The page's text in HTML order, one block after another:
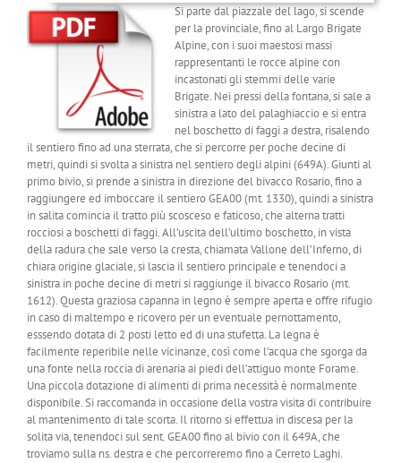
Si parte dal piazzale del lago, si scende
per la provinciale, fino al Largo Brigate
Alpine, con i suoi maestosi massi
rappresentanti le rocce alpine con
incastonati gli stemmi delle varie
Brigate. Nei pressi della fontana, si sale a
sinistra a lato del palaghiaccio e si entra
nel boschetto di faggi a destra, risalendo
il sentiero fino ad una sterrata, che si percorre per poche decine di
metri, quindi si svolta a sinistra nel sentiero degli alpini (649A). Giunti al
primo bivio, si prende a sinistra in direzione del bivacco Rosario, fino a
raggiungere ed imboccare il sentiero GEA00 (mt. 1330), quindi a sinistra
in salita comincia il tratto più scosceso e faticoso, che alterna tratti
rocciosi a boschetti di faggi. All’uscita dell’ultimo boschetto, in vista
della radura che sale verso la cresta, chiamata Vallone dell’Inferno, di
chiara origine glaciale, si lascia il sentiero principale e tenendoci a
sinistra in poche decine di metri si raggiunge il bivacco Rosario (mt.
1612). Questa graziosa capanna in legno è sempre aperta e offre rifugio
in caso di maltempo e ricovero per un eventuale pernottamento,
esssendo dotata di 2 posti letto ed di una stufetta. La legna è
facilmente reperibile nelle vicinanze, così come l’acqua che sgorga da
una fonte nella roccia di arenaria ai piedi dell’attiguo monte Forame.
Una piccola dotazione di alimenti di prima necessità è normalmente
disponibile. Si raccomanda in occasione della vostra visita di contribuire
al mantenimento di tale scorta. Il ritorno si effettua in discesa per la
solita via, tenendoci sul sent. GEA00 fino al bivio con il 649A, che
troviamo sulla ns. destra e che percorreremo fino a Cerreto Laghi.